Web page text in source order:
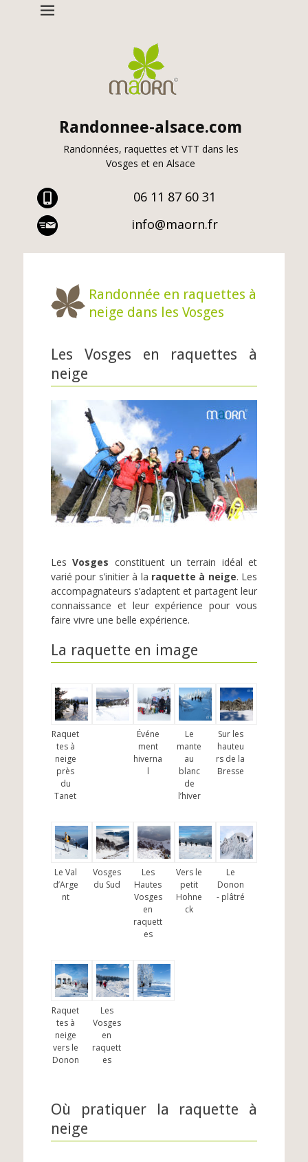
Randonnee-alsace.com
Randonnées, raquettes et VTT dans les
Vosges et en Alsace
06 11 87 60 31
info@maorn.fr
Randonnée en raquettes à
neige dans les Vosges
Les Vosges en raquettes à
neige
LesVosges constituent un terrain idéal et
varié pour s’initier à la raquette à neige. Les
accompagnateurs s’adaptent et partagent leur
connaissance et leur expérience pour vous
faire vivre une belle expérience.
La raquette en image
Raquet
tes à
neige
près
du
Tanet
Événe
ment
hiverna
l
Le
mante
au
blanc
de
l’hiver
Sur les
hauteu
rs de la
Bresse
Le Val
d’Arge
nt
Vosges
du Sud
Les
Hautes
Vosges
en
raquett
es
Vers le
petit
Hohne
ck
Le
Donon
- plâtré
Raquet
tes à
neige
vers le
Donon
Les
Vosges
en
raquett
es
Où pratiquer la raquette à
neige
Cookies management panel